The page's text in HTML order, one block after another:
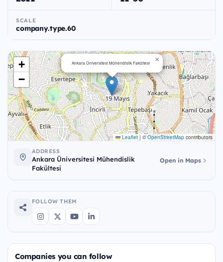
SCALE
company.type.60
Ankara Üniversitesi Mühendislik Fakültesi ×
+
−
Leaflet | ©OpenStreetMap contributors
ADDRESS
Ankara Üniversitesi Mühendislik
Fakültesi
Open in Maps
FOLLOW THEM
Companies you can follow